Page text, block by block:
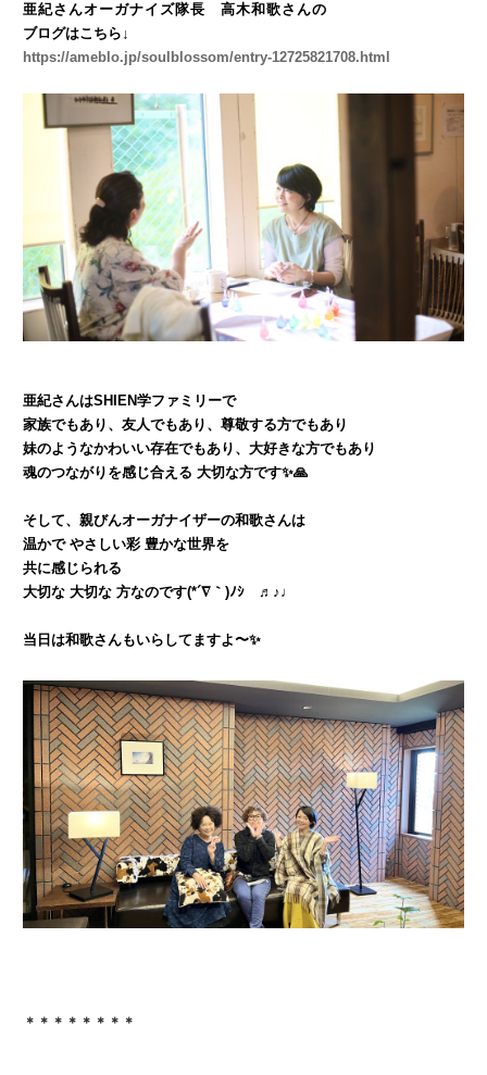
亜紀さんオーガナイズ隊長 高木和歌さんの
ブログはこちら↓
https://ameblo.jp/soulblossom/entry-12725821708.html
亜紀さんはSHIEN学ファミリーで
家族でもあり、友人でもあり、尊敬する方でもあり
妹のようなかわいい存在でもあり、大好きな方でもあり
魂のつながりを感じ合える 大切な方です✨🙏
そして、親びんオーガナイザーの和歌さんは
温かで やさしい彩 豊かな世界を
共に感じられる
大切な 大切な 方なのです(*´∇｀)ﾉｼ ♬♪♩
当日は和歌さんもいらしてますよ〜✨
＊＊＊＊＊＊＊＊